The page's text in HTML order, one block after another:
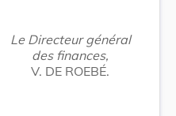
Le Directeur général
des finances,
V. DE ROEBÉ.